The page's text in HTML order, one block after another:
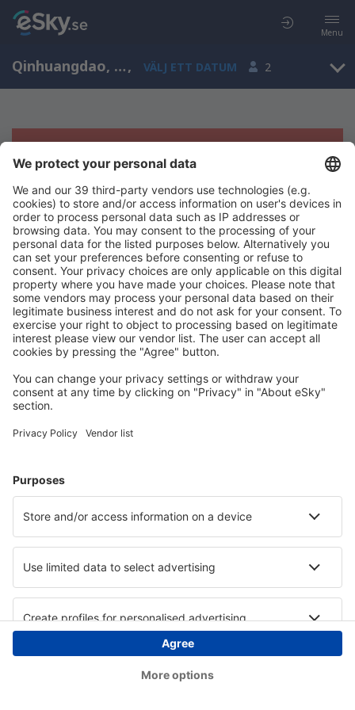
Menu
Qinhuangdao, Shanhaiguan, Hebei, Kina (SHP), VÄLJ ETT DATUM 2
Tyvärr, inga resultat för denna sökning
Försök att söka med andra kriterier
Copyright © eSky.se. Alla rättigheter förbehålls.